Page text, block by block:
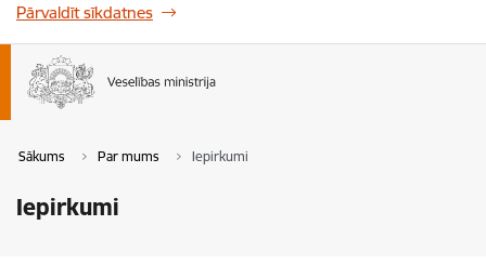
Pārvaldīt sīkdatnes
Sākums Par mums Iepirkumi
Iepirkumi